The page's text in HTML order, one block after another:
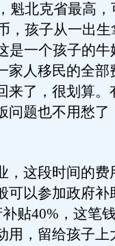
魁北克省最高，
，孩子从一出
是一个孩子的
人移民的全部
来了，很划算。
问题也不用愁了
这段时间的费
可以参加政府补
贴40%，这笔
用，留给孩子上